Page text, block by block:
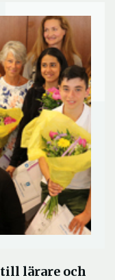
lärare och